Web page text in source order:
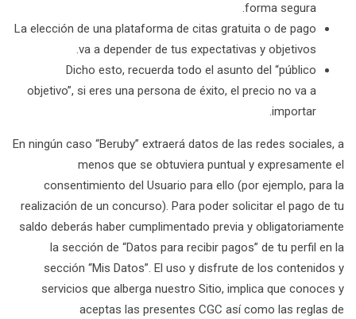
forma segura.
La elección de una plataforma de citas gratuita o de pago
va a depender de tus expectativas y objetivos.
Dicho esto, recuerda todo el asunto del “público
objetivo”, si eres una persona de éxito, el precio no va a
importar.
En ningún caso “Beruby” extraerá datos de las redes sociales, a
menos que se obtuviera puntual y expresamente el
consentimiento del Usuario para ello (por ejemplo, para la
realización de un concurso). Para poder solicitar el pago de tu
saldo deberás haber cumplimentado previa y obligatoriamente
la sección de “Datos para recibir pagos” de tu perfil en la
sección “Mis Datos”. El uso y disfrute de los contenidos y
servicios que alberga nuestro Sitio, implica que conoces y
aceptas las presentes CGC así como las reglas de